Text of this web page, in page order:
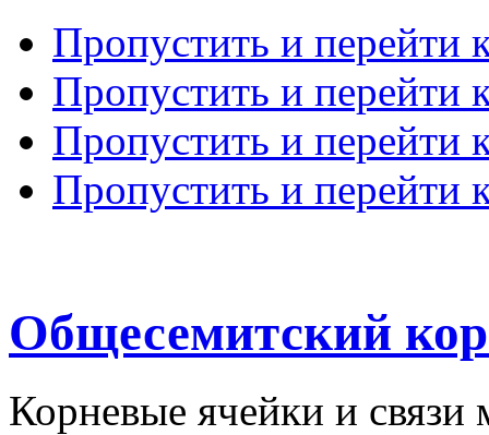
Пропустить и перейти
Пропустить и перейти
Пропустить и перейти
Пропустить и перейти
Общесемитский
Корневые ячейки и